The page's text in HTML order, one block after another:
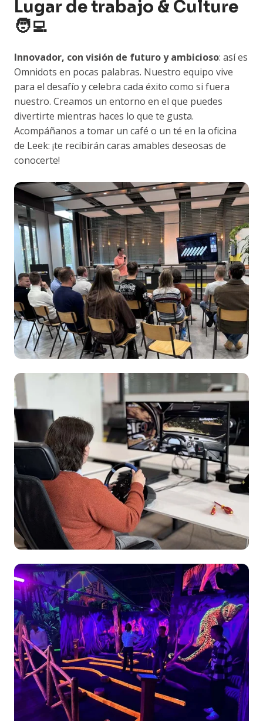
Lugar de trabajo & Culture
🧑‍💻
Innovador, con visión de futuro y ambicioso: así es
Omnidots en pocas palabras. Nuestro equipo vive
para el desafío y celebra cada éxito como si fuera
nuestro. Creamos un entorno en el que puedes
divertirte mientras haces lo que te gusta.
Acompáñanos a tomar un café o un té en la oficina
de Leek: ¡te recibirán caras amables deseosas de
conocerte!